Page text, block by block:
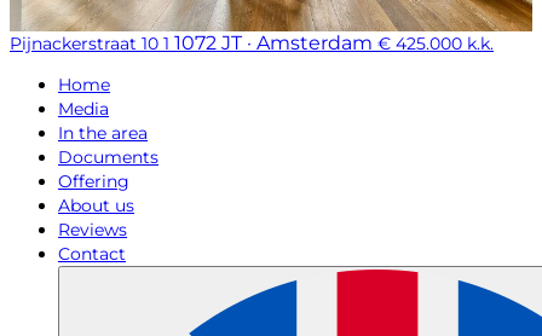
Pijnackerstraat 10 1 1072 JT · Amsterdam € 425.000 k.k.
Home
Media
In the area
Documents
Offering
About us
Reviews
Contact